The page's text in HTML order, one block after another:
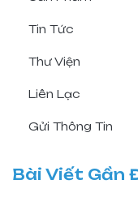
Tin Tức
Thư Viện
Liên Lạc
Gửi Thông Tin
Bài Viết Gần